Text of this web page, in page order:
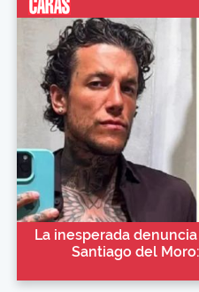
La inesperada
Santiago del